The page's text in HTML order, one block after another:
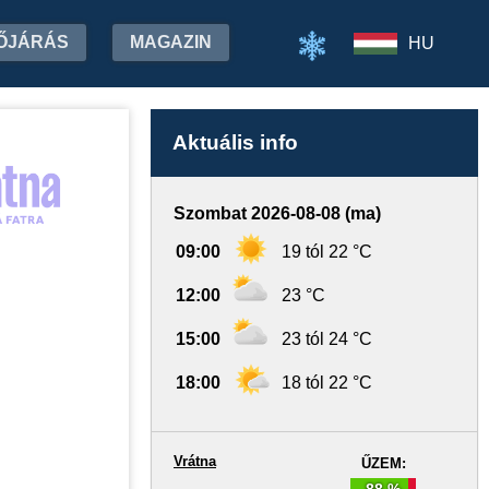
MAGAZIN HU
Aktuális info
Szombat 2026-08-08 (ma)
09:00 19 tól 22 °C
12:00 23 °C
15:00 23 tól 24 °C
18:00 18 tól 22 °C
ŰZEM:
Vrátna